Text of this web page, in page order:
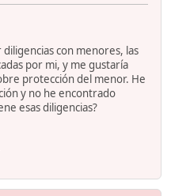
con menores, las
por mi, y me gustaría
protección del menor. He
y no he encontrado
esas diligencias?